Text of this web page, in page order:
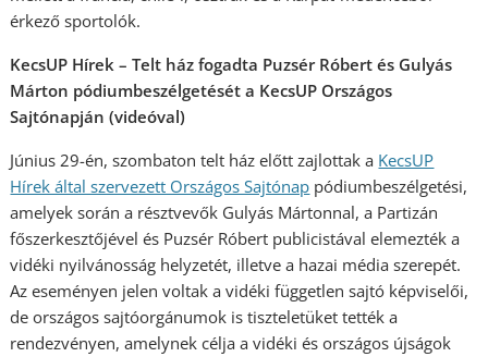
érkező sportolók.
KecsUP Hírek – Telt ház fogadta Puzsér Róbert és Gulyás
Márton pódiumbeszélgetését a KecsUP Országos
Sajtónapján (videóval)
Június 29-én, szombaton telt ház előtt zajlottak a KecsUP
Hírek által szervezett Országos Sajtónap pódiumbeszélgetési,
amelyek során a résztvevők Gulyás Mártonnal, a Partizán
főszerkesztőjével és Puzsér Róbert publicistával elemezték a
vidéki nyilvánosság helyzetét, illetve a hazai média szerepét.
Az eseményen jelen voltak a vidéki független sajtó képviselői,
de országos sajtóorgánumok is tiszteletüket tették a
rendezvényen, amelynek célja a vidéki és országos újságok